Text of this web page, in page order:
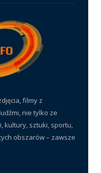
filmy z
nie tylko ze
kultury, sztuki, sportu,
obszarów – zawsze